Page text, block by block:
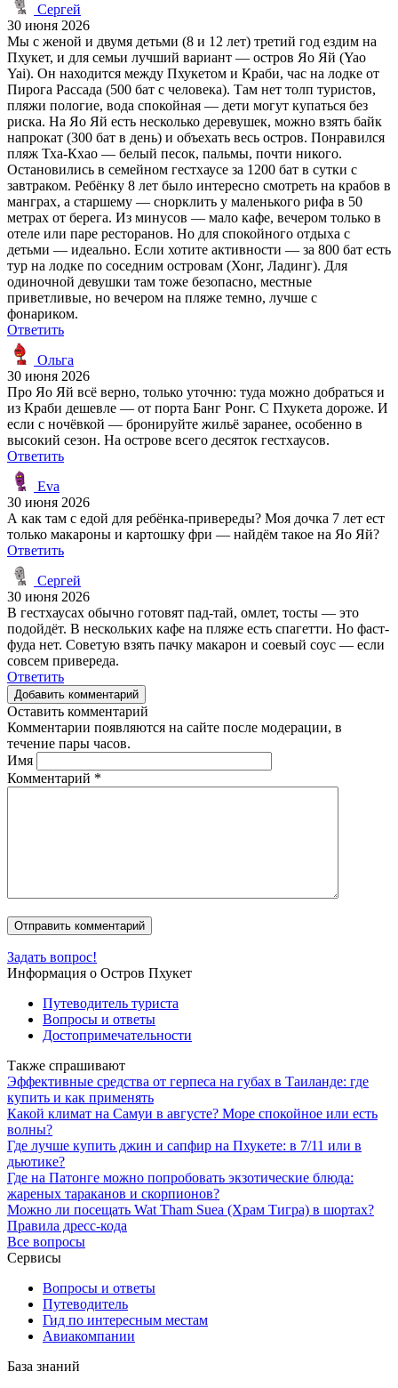
Сергей
30 июня 2026
Мы с женой и двумя детьми (8 и 12 лет) третий год ездим на
Пхукет, и для семьи лучший вариант — остров Яо Яй (Yao
Yai). Он находится между Пхукетом и Краби, час на лодке от
Пирога Рассада (500 бат с человека). Там нет толп туристов,
пляжи пологие, вода спокойная — дети могут купаться без
риска. На Яо Яй есть несколько деревушек, можно взять байк
напрокат (300 бат в день) и объехать весь остров. Понравился
пляж Тха-Кхао — белый песок, пальмы, почти никого.
Остановились в семейном гестхаусе за 1200 бат в сутки с
завтраком. Ребёнку 8 лет было интересно смотреть на крабов в
манграх, а старшему — снорклить у маленького рифа в 50
метрах от берега. Из минусов — мало кафе, вечером только в
отеле или паре ресторанов. Но для спокойного отдыха с
детьми — идеально. Если хотите активности — за 800 бат есть
тур на лодке по соседним островам (Хонг, Ладинг). Для
одиночной девушки там тоже безопасно, местные
приветливые, но вечером на пляже темно, лучше с
фонариком.
Ответить
Ольга
30 июня 2026
Про Яо Яй всё верно, только уточню: туда можно добраться и
из Краби дешевле — от порта Банг Ронг. С Пхукета дороже. И
если с ночёвкой — бронируйте жильё заранее, особенно в
высокий сезон. На острове всего десяток гестхаусов.
Ответить
Eva
30 июня 2026
А как там с едой для ребёнка-привереды? Моя дочка 7 лет ест
только макароны и картошку фри — найдём такое на Яо Яй?
Ответить
Сергей
30 июня 2026
В гестхаусах обычно готовят пад-тай, омлет, тосты — это
подойдёт. В нескольких кафе на пляже есть спагетти. Но фаст-
фуда нет. Советую взять пачку макарон и соевый соус — если
совсем привереда.
Ответить
Добавить комментарий
Оставить комментарий
Комментарии появляются на сайте после модерации, в
течение пары часов.
Имя
Комментарий *
Задать вопрос!
Информация о Остров Пхукет
Путеводитель туриста
Вопросы и ответы
Достопримечательности
Также спрашивают
Эффективные средства от герпеса на губах в Таиланде: где
купить и как применять
Какой климат на Самуи в августе? Море спокойное или есть
волны?
Где лучше купить джин и сапфир на Пхукете: в 7/11 или в
дьютике?
Где на Патонге можно попробовать экзотические блюда:
жареных тараканов и скорпионов?
Можно ли посещать Wat Tham Suea (Храм Тигра) в шортах?
Правила дресс-кода
Все вопросы
Сервисы
Вопросы и ответы
Путеводитель
Гид по интересным местам
Авиакомпании
База знаний